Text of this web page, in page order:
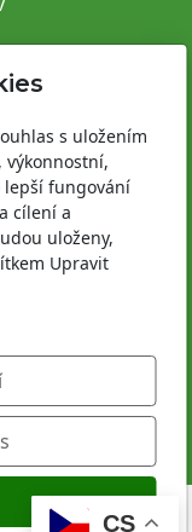
CS
s uložením
výkonnostní,
lepší fungování
cílení a
uloženy,
Upravit